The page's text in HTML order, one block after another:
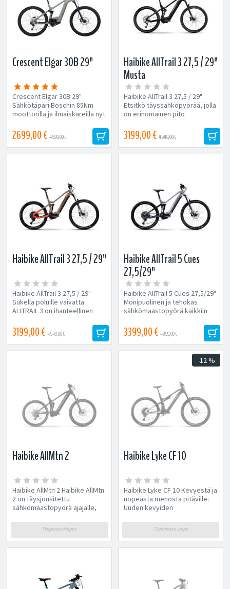
Crescent Elgar 30B 29"
Crescent Elgar 30B 29"
Sähkötäpäri Boschin 85Nm
moottorilla ja ilmaiskareilla nyt
2699,00 € 4599,00 €
Haibike AllTrail 3 27,5 / 29"
Musta
Haibike AllTrail 3 27,5 / 29"
Etsitkö täyssähköpyörää, jolla
on erinomainen pito
alamäessä?...
3199,00 € 4549,00 €
Haibike AllTrail 3 27,5 / 29"
Haibike AllTrail 3 27,5 / 29"
Sukella poluille vaivatta.
ALLTRAIL 3 on ihanteellinen
askeleihisi...
3199,00 € 4549,00 €
Haibike AllTrail 5 Cues
27,5/29"
Haibike AllTrail 5 Cues 27,5/29"
Monipuolinen ja tehokas
sähkömaastopyörä kaikkiin
3399,00 € 4859,00 €
Haibike AllMtn 2
Haibike AllMtn 2 Haibike AllMtn
2 on täysjousitettu
sähkömaastopyörä ajajalle,
Tilapäisesti loppu
-12 %
Haibike Lyke CF 10
Haibike Lyke CF 10 Kevyestä ja
nopeasta menosta pitäville:
Uuden kevyiden
Tilapäisesti loppu